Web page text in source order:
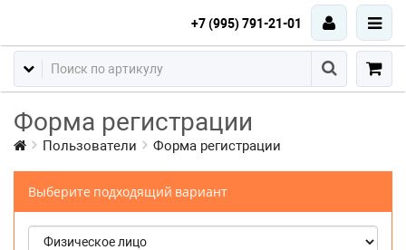
+7 (995) 791-21-01
Форма регистрации
Пользователи Форма регистрации
Выберите подходящий вариант